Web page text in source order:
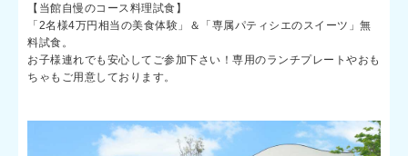
【当館自慢のコース料理試食】
「2名様4万円相当の美食体験」＆「専属パティシエのスイーツ」無
料試食。
お子様連れでも安心してご参加下さい！専用のランチプレートやおも
ちゃもご用意しております。